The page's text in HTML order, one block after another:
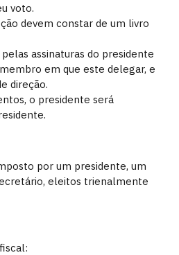
voto.
devem constar de um livro
assinaturas do presidente
em que este delegar, e
direção.
o presidente será
por um presidente, um
eleitos trienalmente